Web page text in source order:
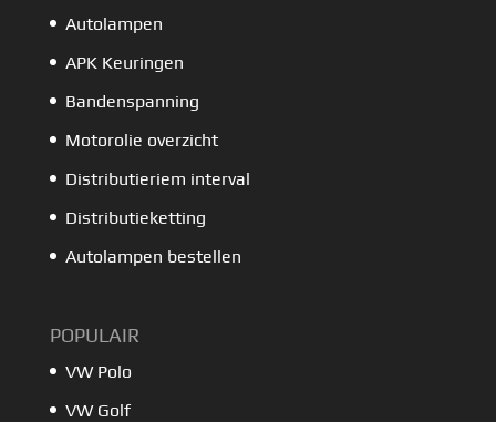
Autolampen
APK Keuringen
Bandenspanning
Motorolie overzicht
Distributieriem interval
Distributieketting
Autolampen bestellen
POPULAIR
VW Polo
VW Golf